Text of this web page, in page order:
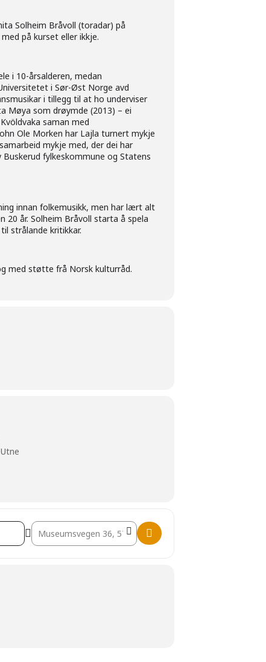
Solheim Bråvoll (toradar) på
på kurset eller ikkje.
i 10-årsalderen, medan
i Sør-Øst Norge avd
i tillegg til at ho underviser
Møya som drøymde (2013) – ei
saman med
Ole Morken har Lajla turnert mykje
mykje med, der dei har
fylkeskommune og Statens
innan folkemusikk, men har lært alt
20 år. Solheim Bråvoll starta å spela
strålande kritikkar.
med støtte frå Norsk kulturråd.
Destination Address - Lajla Storli og Anita Bråvoll []